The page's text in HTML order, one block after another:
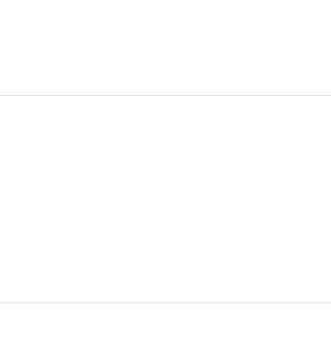
portable pour profiter du
pour des moments
à l’aventure !